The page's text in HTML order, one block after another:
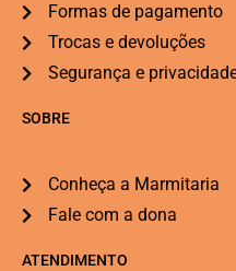
Formas de pagamento
Trocas e devoluções
Segurança e
SOBRE
Conheça a Marmitaria
Fale com a dona
ATENDIMENTO